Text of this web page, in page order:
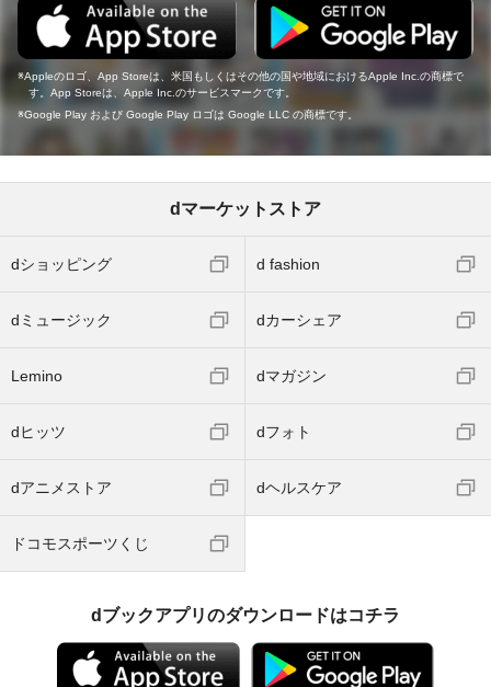
Appleのロゴ、App Storeは、米国もしくはその他の国や地域におけるApple Inc.の商標で
す。App Storeは、Apple Inc.のサービスマークです。
Google Play および Google Play ロゴは Google LLC の商標です。
dマーケットストア
dショッピング d fashion
dミュージック dカーシェア
Lemino dマガジン
dヒッツ dフォト
dアニメストア dヘルスケア
ドコモスポーツくじ
dブックアプリのダウンロードはコチラ